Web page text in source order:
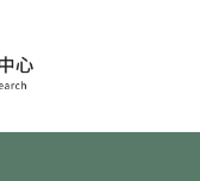
應用期刊